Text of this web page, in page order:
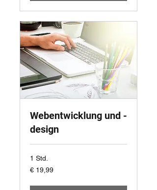
Webentwicklung und -
design
1 Std.
19,99
Euro
€ 19,99